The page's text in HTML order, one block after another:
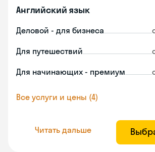
Английский язык
Деловой - для бизнеса
Для путешествий
Для начинающих - премиум
Все услуги и цены (4)
Читать дальше